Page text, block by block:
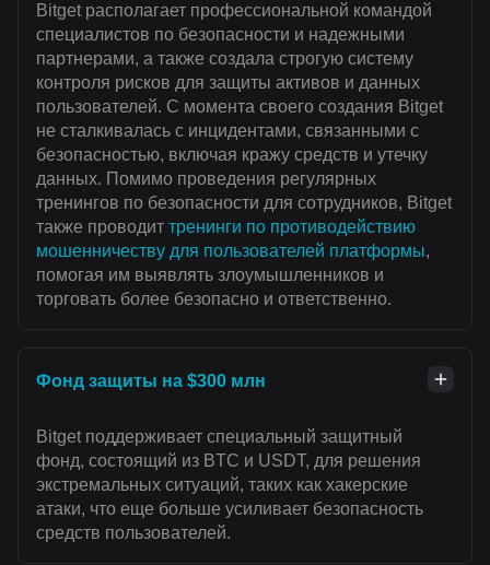
Bitget располагает профессиональной командой
специалистов по безопасности и надежными
партнерами, а также создала строгую систему
контроля рисков для защиты активов и данных
пользователей. С момента своего создания Bitget
не сталкивалась с инцидентами, связанными с
безопасностью, включая кражу средств и утечку
данных. Помимо проведения регулярных
тренингов по безопасности для сотрудников, Bitget
также проводит тренинги по противодействию
мошенничеству для пользователей платформы,
помогая им выявлять злоумышленников и
торговать более безопасно и ответственно.
Фонд защиты на $300 млн
Bitget поддерживает специальный защитный
фонд, состоящий из BTC и USDT, для решения
экстремальных ситуаций, таких как хакерские
атаки, что еще больше усиливает безопасность
средств пользователей.